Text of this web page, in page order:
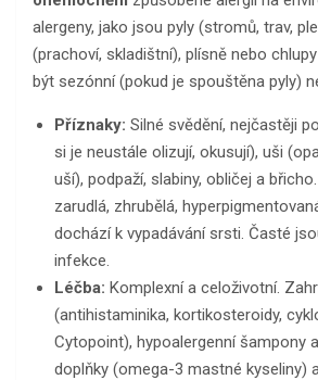
alergeny, jako jsou pyly (stromů, trav,
(prachoví, skladištní), plísně nebo
být sezónní (pokud je spouštěna pyly)
Příznaky: Silné svědění, nejčastěji
si je neustále olizují, okusují), uši
uší), podpaží, slabiny, obličej a
zarudlá, zhrubělá,
dochází k vypadávání srsti. Časté
infekce.
Léčba: Komplexní a celoživotní.
(antihistaminika, kortikosteroidy,
Cytopoint), hypoalergenní šampony
doplňky (omega-3 mastné kyseliny)